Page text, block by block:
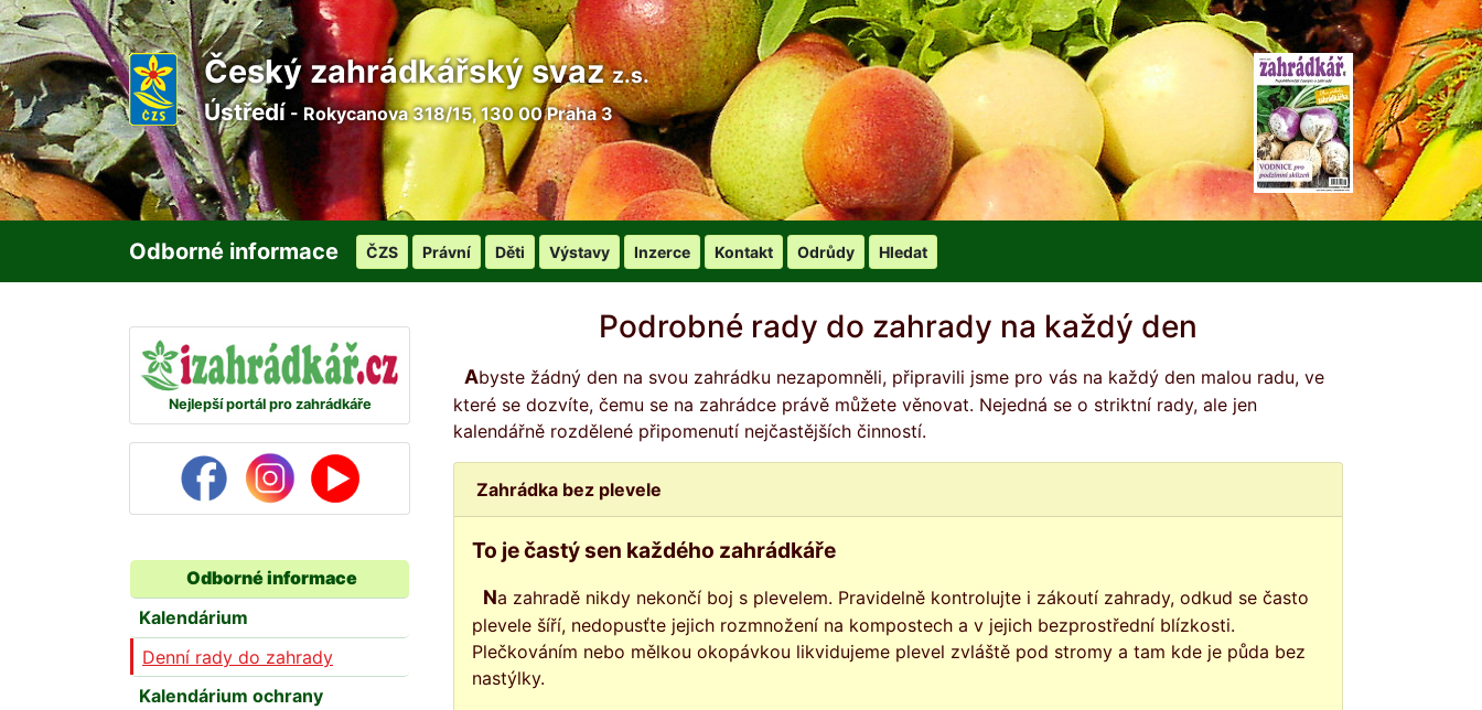
Český zahrádkářský svazz.s.
Ústředí - Rokycanova 318/15, 130 00 Praha 3
Odborné informace ČZS Právní Děti Výstavy Inzerce Kontakt Odrůdy Hledat
Nejlepší portál pro zahrádkáře
Odborné informace
Kalendárium
Denní rady do zahrady
Kalendárium ochrany
Podrobné rady do zahrady na každý den
Abyste žádný den na svou zahrádku nezapomněli, připravili jsme pro vás na každý den malou radu, ve
které se dozvíte, čemu se na zahrádce právě můžete věnovat. Nejedná se o striktní rady, ale jen
kalendářně rozdělené připomenutí nejčastějších činností.
Zahrádka bez plevele
To je častý sen každého zahrádkáře
Na zahradě nikdy nekončí boj s plevelem. Pravidelně kontrolujte i zákoutí zahrady, odkud se často
plevele šíří, nedopusťte jejich rozmnožení na kompostech a v jejich bezprostřední blízkosti.
Plečkováním nebo mělkou okopávkou likvidujeme plevel zvláště pod stromy a tam kde je půda bez
nastýlky.